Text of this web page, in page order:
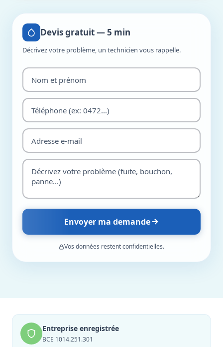
Devis gratuit — 5 min
Décrivez votre problème, un technicien vous rappelle.
Envoyer ma demande
Vos données restent confidentielles.
Entreprise enregistrée
BCE 1014.251.301